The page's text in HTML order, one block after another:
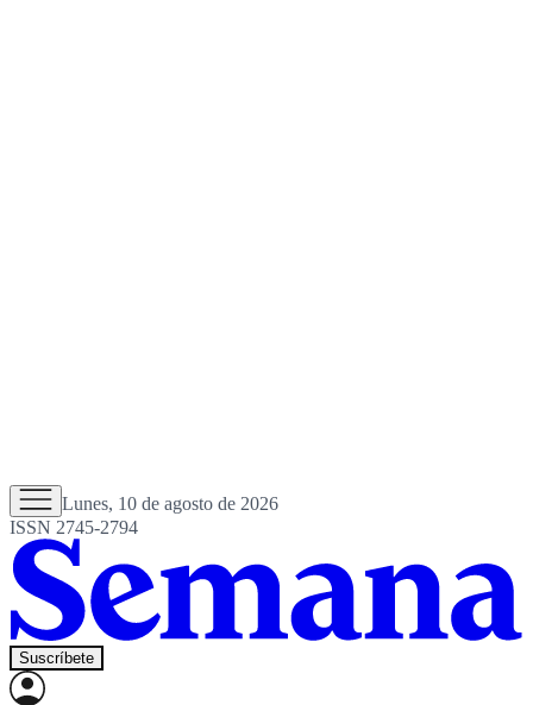
Lunes, 10 de agosto de 2026
ISSN 2745-2794
Suscríbete